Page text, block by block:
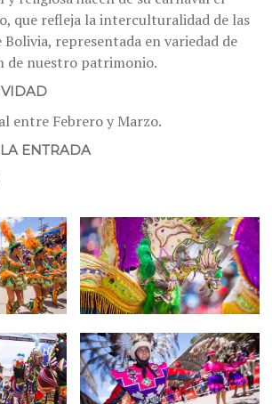
que refleja la interculturalidad de las
representada en variedad de
de nuestro patrimonio.
entre Febrero y Marzo.
ENTRADA